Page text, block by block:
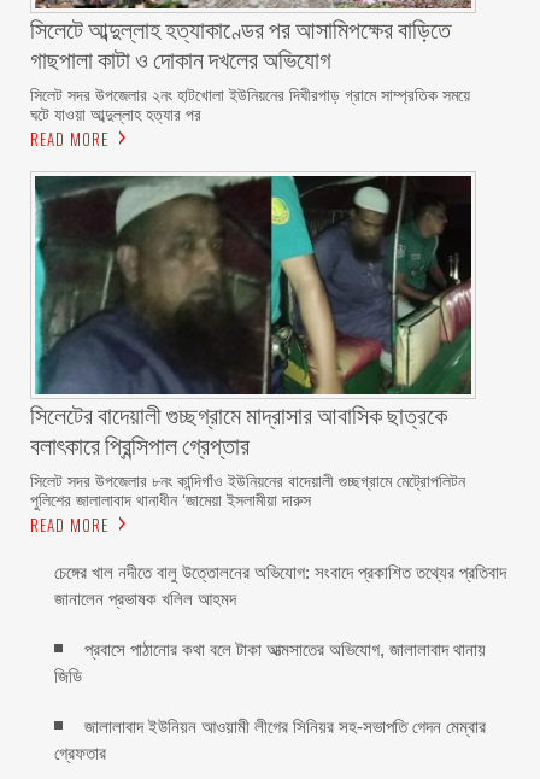
সিলেটে আব্দুল্লাহ হত্যাকাণ্ডের পর আসামিপক্ষের বাড়িতে
গাছপালা কাটা ও দোকান দখলের অভিযোগ
সিলেট সদর উপজেলার ২নং হাটখোলা ইউনিয়নের দিঘীরপাড় গ্রামে সাম্প্রতিক সময়ে
ঘটে যাওয়া আব্দুল্লাহ হত্যার পর
READ MORE
সিলেটের বাদেয়ালী গুচ্ছগ্রামে মাদ্রাসার আবাসিক ছাত্রকে
বলাৎকারে প্রিন্সিপাল গ্রেপ্তার ‎
সিলেট সদর উপজেলার ৮নং কান্দিগাঁও ইউনিয়নের বাদেয়ালী গুচ্ছগ্রামে মেট্রোপলিটন
পুলিশের জালালাবাদ থানাধীন ‘জামেয়া ইসলামীয়া দারুস
READ MORE
চেঙ্গের খাল নদীতে বালু উত্তোলনের অভিযোগ: সংবাদে প্রকাশিত তথ্যের প্রতিবাদ
জানালেন প্রভাষক খলিল আহমদ
প্রবাসে পাঠানোর কথা বলে টাকা আত্মসাতের অভিযোগ, জালালাবাদ থানায়
জিডি ‎
জালালাবাদ ইউনিয়ন আওয়ামী লীগের সিনিয়র সহ-সভাপতি গেদন মেম্বার
গ্রেফতার